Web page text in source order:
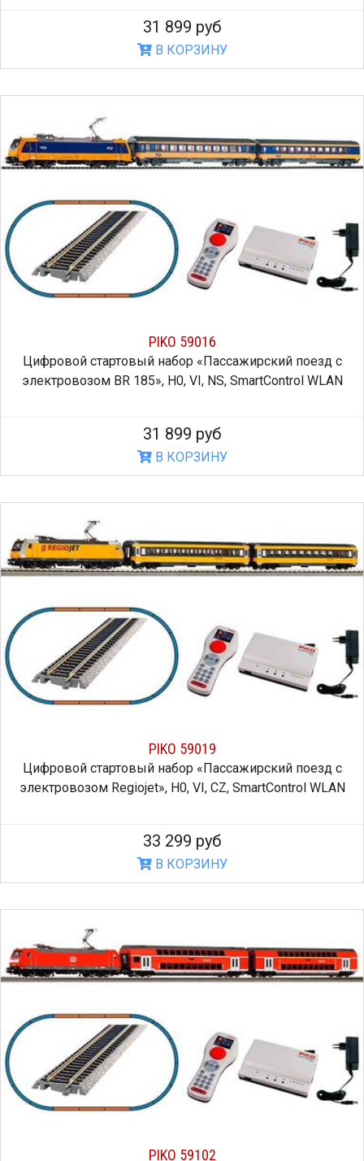
31 899 руб
В КОРЗИНУ
PIKO 59016
Цифровой стартовый набор «Пассажирский поезд с
электровозом BR 185», H0, VI, NS, SmartControl WLAN
31 899 руб
В КОРЗИНУ
PIKO 59019
Цифровой стартовый набор «Пассажирский поезд с
электровозом Regiojet», H0, VI, CZ, SmartControl WLAN
33 299 руб
В КОРЗИНУ
PIKO 59102